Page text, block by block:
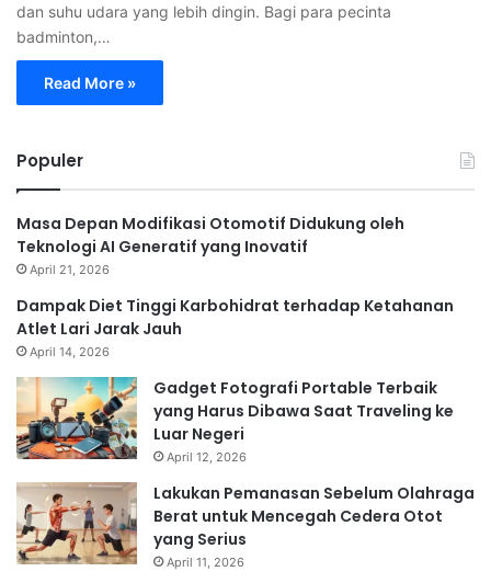
dan suhu udara yang lebih dingin. Bagi para pecinta
badminton,…
Read More »
Populer
Masa Depan Modifikasi Otomotif Didukung oleh
Teknologi AI Generatif yang Inovatif
April 21, 2026
Dampak Diet Tinggi Karbohidrat terhadap Ketahanan
Atlet Lari Jarak Jauh
April 14, 2026
Gadget Fotografi Portable Terbaik
yang Harus Dibawa Saat Traveling ke
Luar Negeri
April 12, 2026
Lakukan Pemanasan Sebelum Olahraga
Berat untuk Mencegah Cedera Otot
yang Serius
April 11, 2026